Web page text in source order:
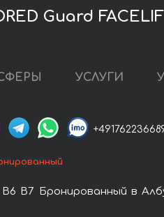
Guard
УСЛУГИ
B7 Бронированный в